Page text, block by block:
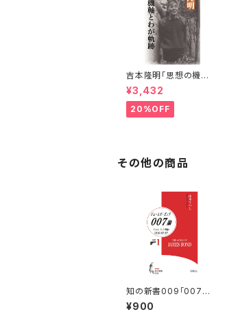
吉本隆明「思想の機軸
とわが軌跡」
¥3,432
20%OFF
その他の商品
知の新書009「007ジ
ェームズ・ボンド論：ダニ
エル・クレイグ映画の精
¥900